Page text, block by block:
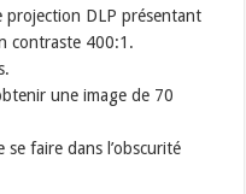
projection DLP présentant
contraste 400:1.
une image de 70
faire dans l’obscurité